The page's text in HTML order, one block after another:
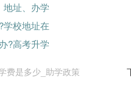
地址、办学
学校地址在
?高考升学
费是多少_助学政策